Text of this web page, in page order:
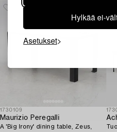
Hylkää ei-
Asetukset
1730109
Maurizio Peregalli
A 'Big Irony' dining table, Zeus,